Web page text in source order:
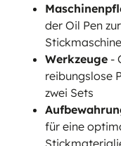
der Oil Pen
Werkzeuge -
reibungslose
zwei Sets
für eine